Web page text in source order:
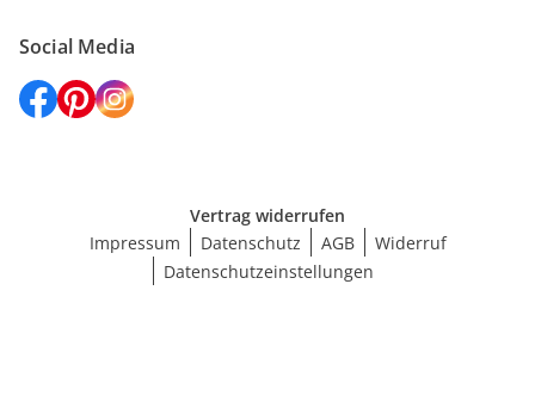
Social Media
Vertrag widerrufen
Impressum
Datenschutz AGB
Widerruf
Datenschutzeinstellungen